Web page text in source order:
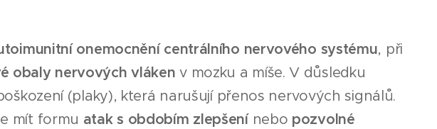
onemocnění centrálního nervového systému, při
obaly nervových vláken v mozku a míše. V důsledku
(plaky), která narušují přenos nervových signálů.
mít formu atak s obdobím zlepšenínebo pozvolné